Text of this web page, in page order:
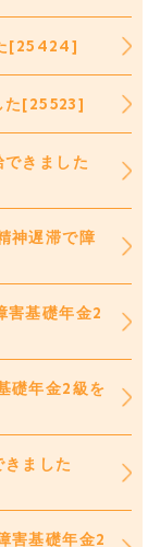
[25424]
た[25523]
きました
神遅滞で障
害基礎年金2
礎年金2級を
ました
害基礎年金2